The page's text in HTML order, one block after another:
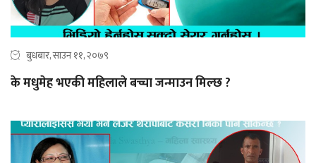
बुधबार, साउन ११, २०७९
के मधुमेह भएकी महिलाले बच्चा जन्माउन मिल्छ ?